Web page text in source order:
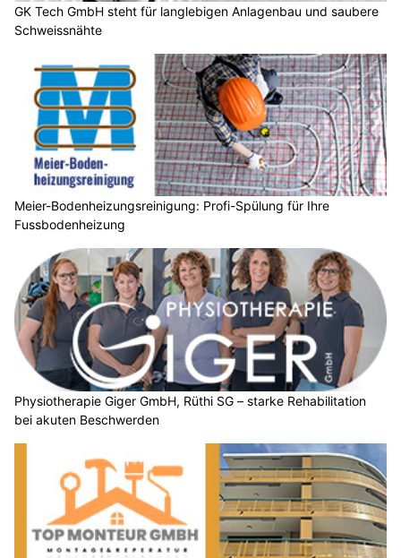
GK Tech GmbH steht für langlebigen Anlagenbau und saubere
Schweissnähte
Meier-Bodenheizungsreinigung: Profi-Spülung für Ihre
Fussbodenheizung
Physiotherapie Giger GmbH, Rüthi SG – starke Rehabilitation
bei akuten Beschwerden